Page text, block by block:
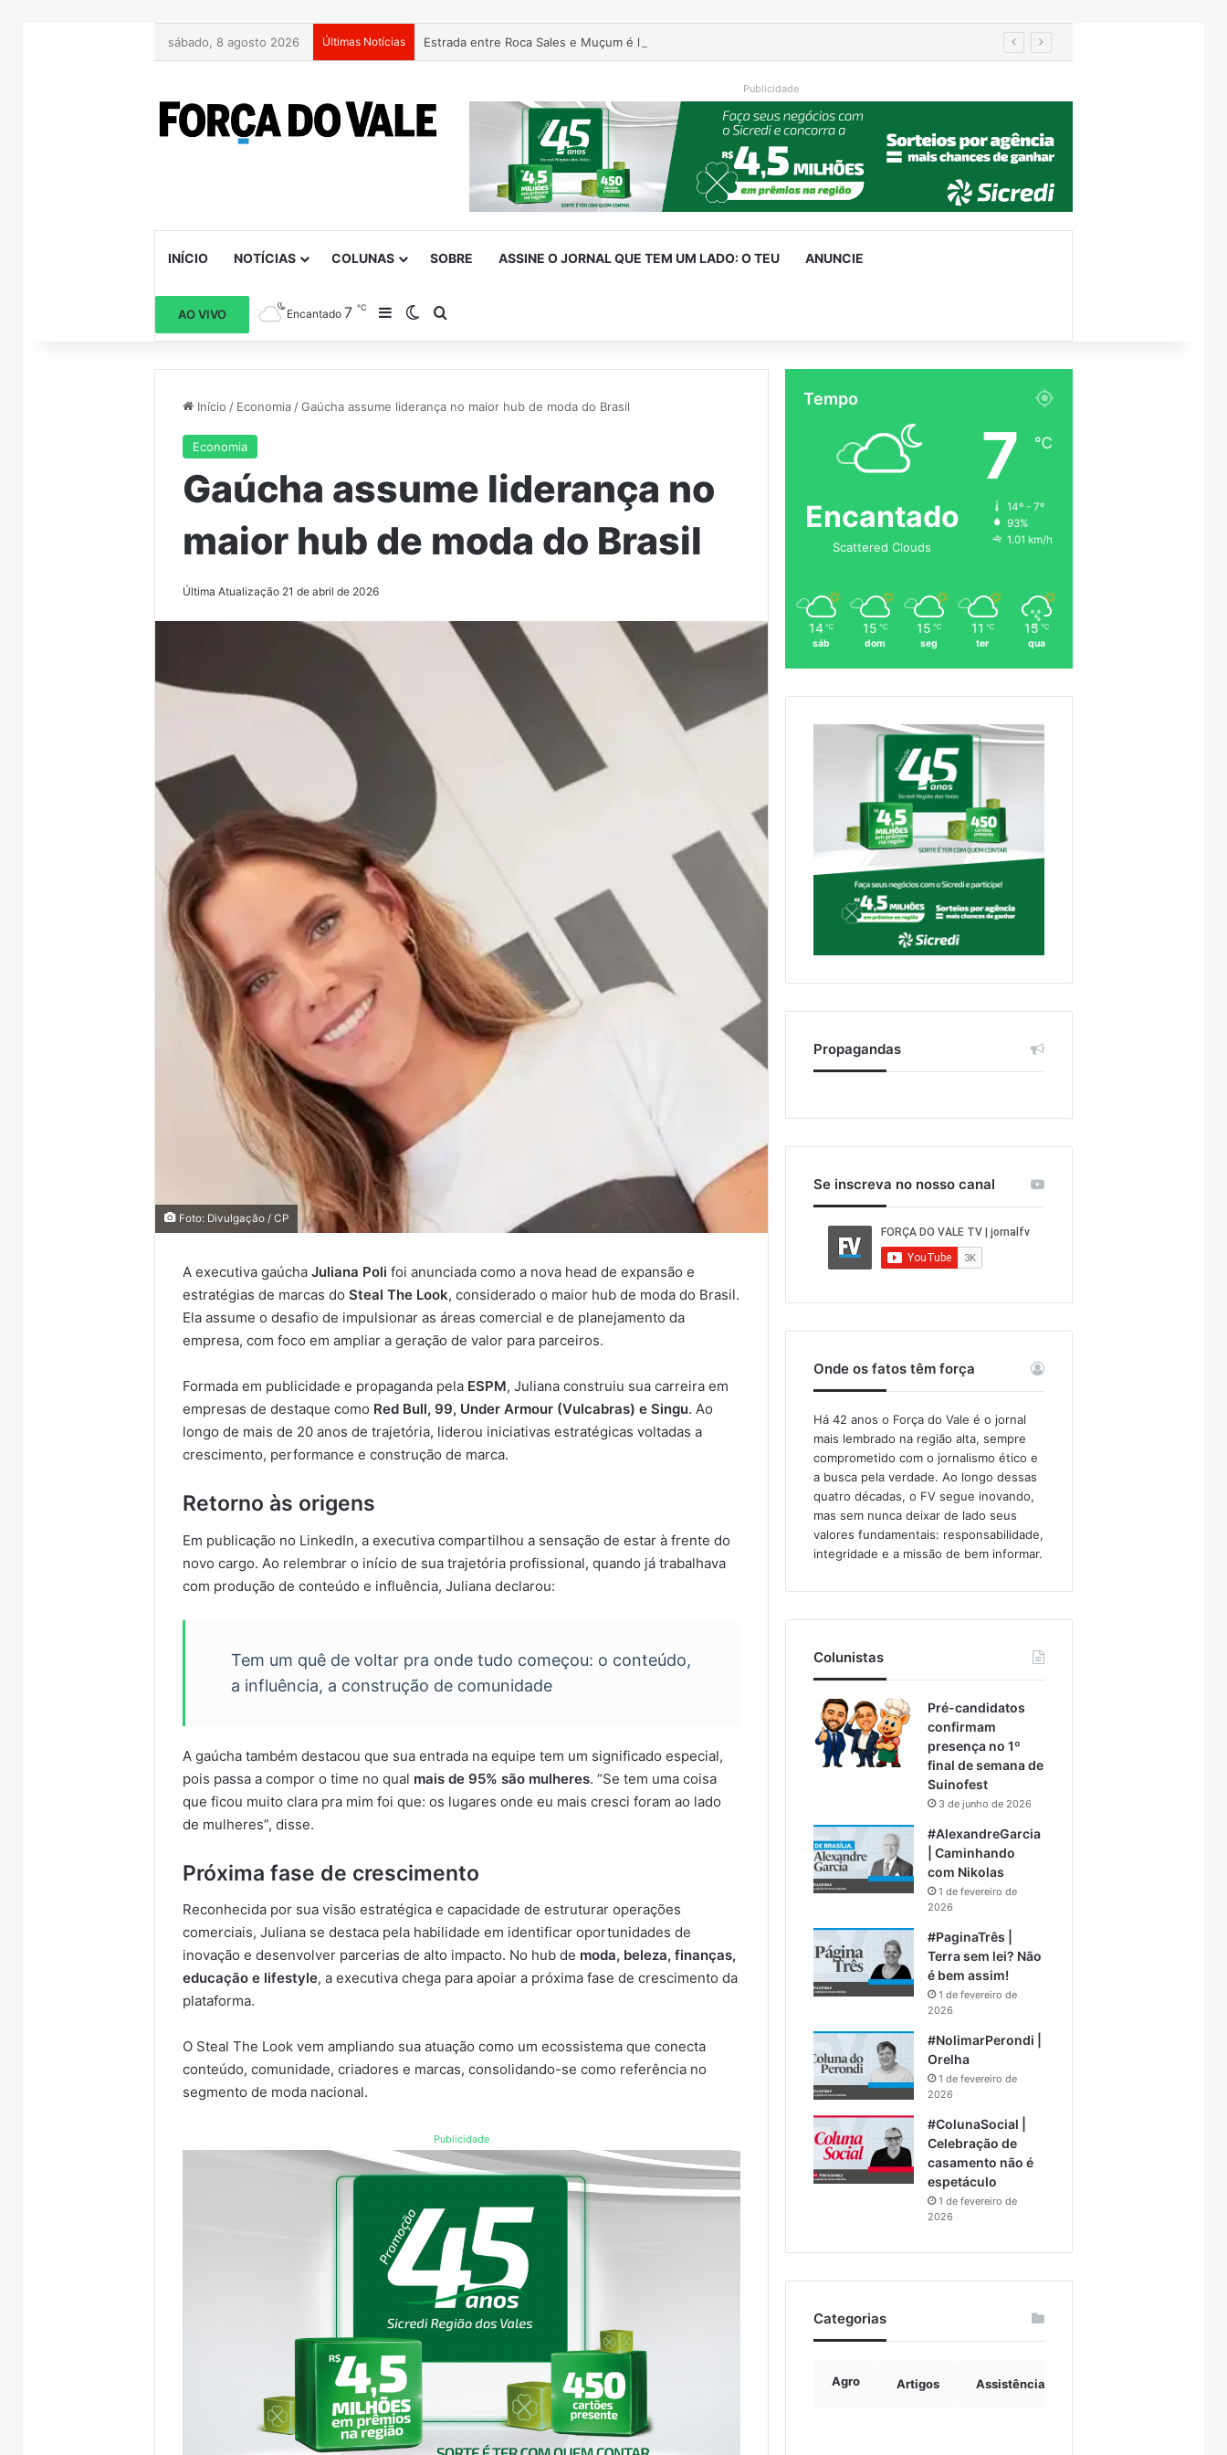
sábado, 8 agosto 2026 Últimas Notícias Estrada entre Roca Sales e Muçum é liberada após serviços de manutenção
Publicidade
INÍCIO NOTÍCIAS COLUNAS SOBRE ASSINE O JORNAL QUE TEM UM LADO: O TEU ANUNCIE
AO VIVO Encantado 7℃ Barra Lateral
Switch skin
Início / Economia / Gaúcha assume liderança no maior hub de moda do Brasil
Economia
Gaúcha assume liderança no
maior hub de moda do Brasil
Última Atualização 21 de abril de 2026
Foto: Divulgação / CP
A executiva gaúchaJuliana Poli foi anunciada como a nova head de expansão e
estratégias de marcas doSteal The Look, considerado o maior hub de moda do Brasil.
Ela assume o desafio de impulsionar as áreas comercial e de planejamento da
empresa, com foco em ampliar a geração de valor para parceiros.
Formada em publicidade e propaganda pela ESPM, Juliana construiu sua carreira em
empresas de destaque como Red Bull, 99, Under Armour (Vulcabras) e Singu. Ao
longo de mais de 20 anos de trajetória, liderou iniciativas estratégicas voltadas a
crescimento, performance e construção de marca.
Retorno às origens
Em publicação no LinkedIn, a executiva compartilhou a sensação de estar à frente do
novo cargo. Ao relembrar o início de sua trajetória profissional, quando já trabalhava
com produção de conteúdo e influência, Juliana declarou:
Tem um quê de voltar pra onde tudo começou: o conteúdo,
a influência, a construção de comunidade
A gaúcha também destacou que sua entrada na equipe tem um significado especial,
pois passa a compor o time no qual mais de 95% são mulheres. “Se tem uma coisa
que ficou muito clara pra mim foi que: os lugares onde eu mais cresci foram ao lado
de mulheres”, disse.
Próxima fase de crescimento
Reconhecida por sua visão estratégica e capacidade de estruturar operações
comerciais, Juliana se destaca pela habilidade em identificar oportunidades de
inovação e desenvolver parcerias de alto impacto. No hub de moda, beleza, finanças,
educação e lifestyle, a executiva chega para apoiar a próxima fase de crescimento da
plataforma.
O Steal The Look vem ampliando sua atuação como um ecossistema que conecta
conteúdo, comunidade, criadores e marcas, consolidando-se como referência no
segmento de moda nacional.
Publicidade
Tempo
Encantado
Scattered Clouds
7 ℃
14º - 7º
93%
1.01 km/h
14 ℃
sáb
15 ℃
dom
15 ℃
seg
11 ℃
ter
15 ℃
qua
Propagandas
Se inscreva no nosso canal
Onde os fatos têm força
Há 42 anos o Força do Vale é o jornal
mais lembrado na região alta, sempre
comprometido com o jornalismo ético e
a busca pela verdade. Ao longo dessas
quatro décadas, o FV segue inovando,
mas sem nunca deixar de lado seus
valores fundamentais: responsabilidade,
integridade e a missão de bem informar.​
Colunistas
Pré-candidatos
confirmam
presença no 1º
final de semana de
Suinofest
3 de junho de 2026
#AlexandreGarcia
| Caminhando
com Nikolas
1 de fevereiro de
2026
#PaginaTrês |
Terra sem lei? Não
é bem assim!
1 de fevereiro de
2026
#NolimarPerondi |
Orelha
1 de fevereiro de
2026
#ColunaSocial |
Celebração de
casamento não é
espetáculo
1 de fevereiro de
2026
Categorias
Agro Artigos Assistência Social